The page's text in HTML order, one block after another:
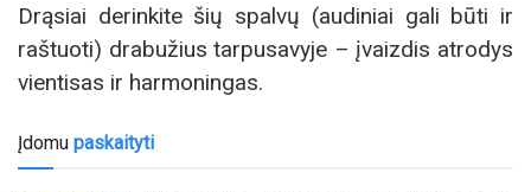
Drąsiai derinkite šių spalvų (audiniai gali būti ir
raštuoti) drabužius tarpusavyje – įvaizdis atrodys
vientisas ir harmoningas.
Įdomu paskaityti